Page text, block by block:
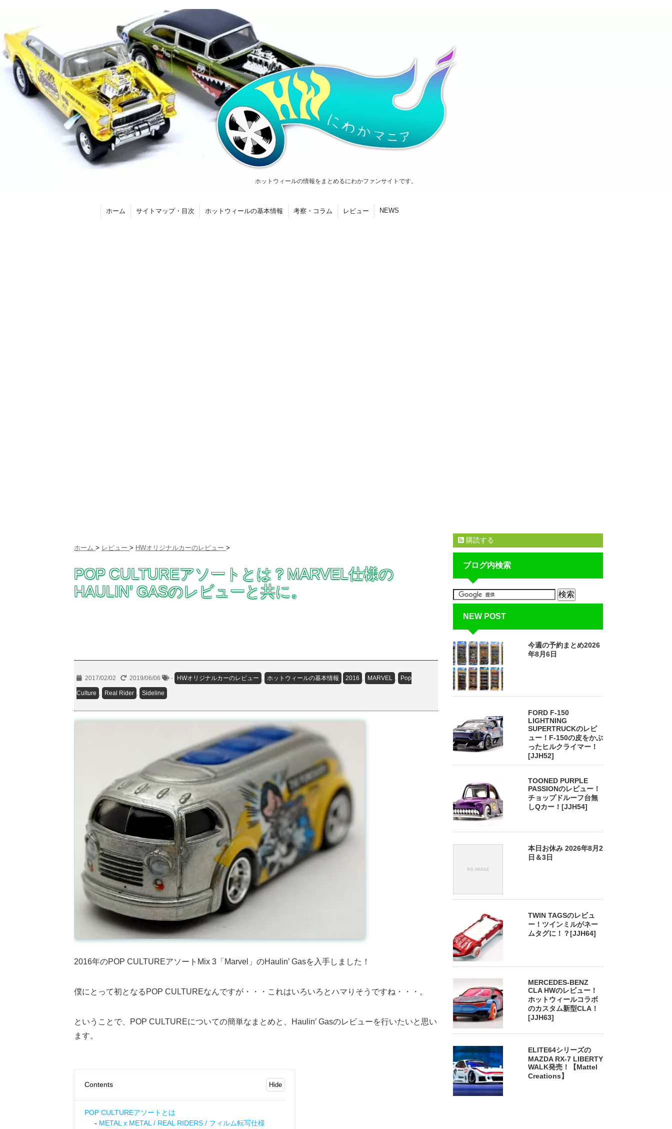
ホットウィールの情報をまとめるにわかファンサイトです。
ホーム サイトマップ・目次 ホットウィールの基本情報 考察・コラム レビュー NEWS
ホーム > レビュー > HWオリジナルカーのレビュー >
POP CULTUREアソートとは？MARVEL仕様の
HAULIN’ GASのレビューと共に。
2017/02/02 2019/06/06 - HWオリジナルカーのレビュー , ホットウィールの基本情報 2016 , MARVEL , Pop
Culture , Real Rider , Sideline
2016年のPOP CULTUREアソートMix 3「Marvel」のHaulin’ Gasを入手しました！
僕にとって初となるPOP CULTUREなんですが・・・これはいろいろとハマりそうですね・・・。
ということで、POP CULTUREについての簡単なまとめと、Haulin’ Gasのレビューを行いたいと思い
ます。
Contents
POP CULTUREアソートとは
METAL x METAL / REAL RIDERS / フィルム転写仕様
購読する
ブログ内検索
NEW POST
今週の予約まとめ2026
年8月6日
FORD F-150
LIGHTNING
SUPERTRUCKのレビ
ュー！F-150の皮をかぶ
ったヒルクライマー！
[JJH52]
TOONED PURPLE
PASSIONのレビュー！
チョップドルーフ台無
しQカー！[JJH54]
本日お休み 2026年8月2
日＆3日
TWIN TAGSのレビュ
ー！ツインミルがネー
ムタグに！？[JJH64]
MERCEDES-BENZ
CLA HWのレビュー！
ホットウィールコラボ
のカスタム新型CLA！
[JJH63]
ELITE64シリーズの
MAZDA RX-7 LIBERTY
WALK発売！【Mattel
Creations】